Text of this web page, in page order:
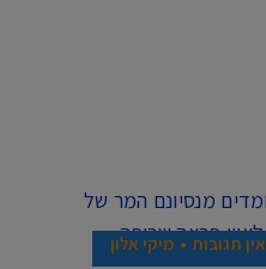
אין תגובות מיקי אלון